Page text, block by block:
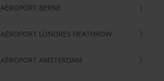
AÉROPORT BERNE
AÉROPORT LONDRES HEATHROW
AÉROPORT AMSTERDAM